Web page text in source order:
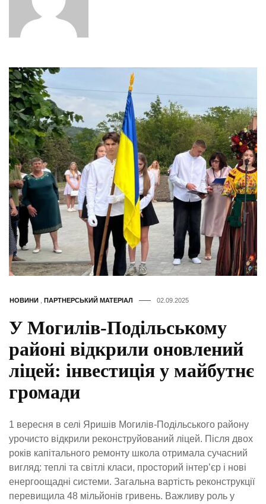
НОВИНИ ПАРТНЕРСЬКИЙ МАТЕРІАЛ 02.09.2025
У Могилів-Подільському
районі відкрили оновлений
ліцей: інвестиція у майбутнє
громади
1 вересня в селі Яришів Могилів-Подільського району
урочисто відкрили реконструйований ліцей. Після двох
років капітального ремонту школа отримала сучасний
вигляд: теплі та світлі класи, просторий інтер’єр і нові
енергоощадні системи. Загальна вартість реконструкції
перевищила 48 мільйонів гривень. Важливу роль у